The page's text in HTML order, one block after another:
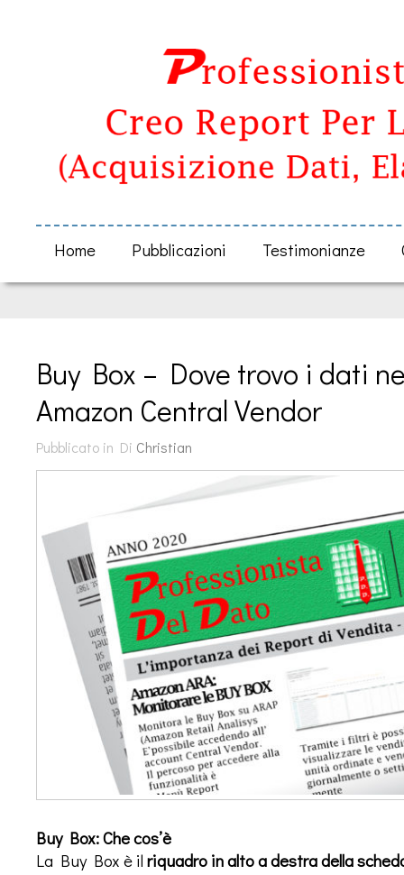
Home Pubblicazioni Testimonianze
Buy Box – Dove trovo i dati
Amazon Central Vendor
Pubblicato in Di Christian
Buy Box: Che cos’è
La Buy Box è il riquadro in alto a destra della